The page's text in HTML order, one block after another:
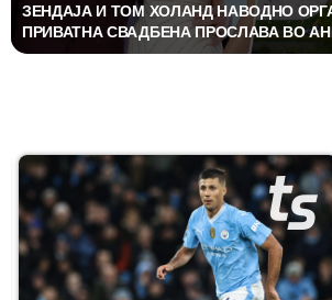
ЗЕНДАЈА И ТОМ ХОЛАНД НАВОДНО
ПРИВАТНА СВАДБЕНА ПРОСЛАВА ВО
ТАЈНО СЕ ВЕНЧАЛЕ